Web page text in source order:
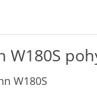
W180S
W180S